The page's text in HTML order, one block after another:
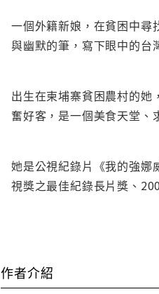
一個外籍新娘，在貧困中尋
與幽默的筆，寫下眼中的台
出生在柬埔寨貧困農村的
奮好客，是一個美食天堂、
她是公視紀錄片《我的強娜
視獎之最佳紀錄長片獎、
作者介紹